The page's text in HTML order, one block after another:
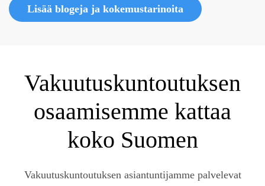
Lisää blogeja ja kokemustarinoita
Vakuutuskuntoutuksen
osaamisemme kattaa
koko Suomen
Vakuutuskuntoutuksen asiantuntijamme palvelevat